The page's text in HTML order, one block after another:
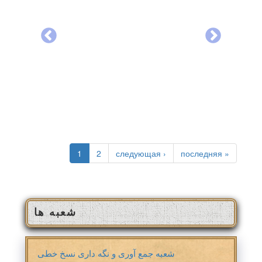
1 2 следующая › последняя »
شعبه ها
شعبه جمع آوری و نگه داری نسخ خطی